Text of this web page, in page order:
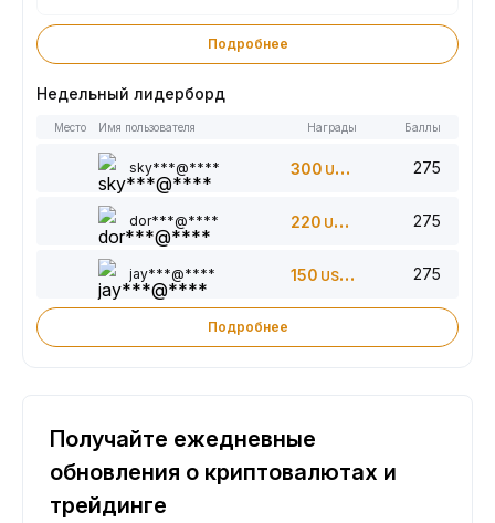
Подробнее
Недельный лидерборд
Место Имя пользователя Награды Баллы
sky***@**** 300 USDT 275
dor***@**** 220 USDT 275
jay***@**** 150 USDT 275
Подробнее
Получайте ежедневные
обновления о криптовалютах и
трейдинге